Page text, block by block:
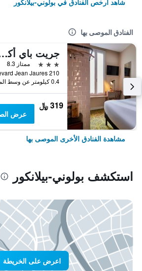
شاهد أرخص الفنادق في بولوني-بيلانكور
الفنادق الموصى بها
جريت باي أكور بولوني
3 نجوم
ممتاز 8.3
0.4 كيلومتر عن وسط المدينة
319 ﷼
عرض
مشاهدة الفنادق الأخرى الموصى بها
استكشف بولوني-بيلانكور
اعرض على الخريطة